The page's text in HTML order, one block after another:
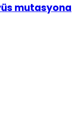
mutasyona